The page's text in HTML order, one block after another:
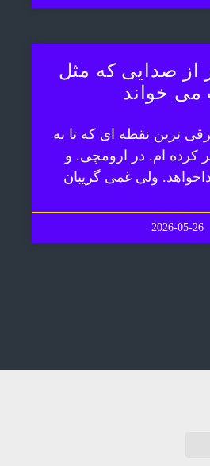
از صدایی که مثل
می خواند
ترین نقطه ای که تا به
کرده ام. در ارومچی. و
ولی غمی گریبان
2026-05-26